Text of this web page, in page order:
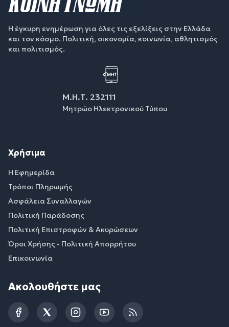
Η έγκυρη ενημέρωση για όλες τις εξελίξεις στην Ελλάδα
και τον κόσμο. Πολιτική, οικονομία, κοινωνία, αθλητισμός
και πολιτισμός.
Μ.Η.Τ. 232111
Μητρώο Ηλεκτρονικού Τύπου
Χρήσιμα
Η Εφημερίδα
Τρόποι Πληρωμής
Ασφάλεια Συναλλαγών
Πολιτική Παράδοσης
Πολιτική Επιστροφών & Ακυρώσεων
Όροι Χρήσης - Πολιτική Απορρήτου
Επικοινωνία
Ακολουθήστε μας
FacebookTwitterInstagramYouTubeRSS